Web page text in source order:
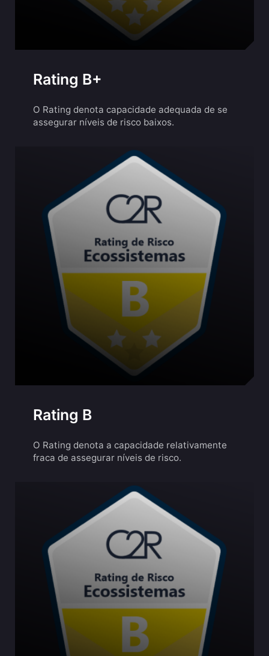
Rating B+
O Rating denota capacidade adequada de se
assegurar níveis de risco baixos.
Rating B
O Rating denota a capacidade relativamente
fraca de assegurar níveis de risco.